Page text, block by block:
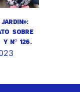
SOBRE
Y Nº 126.